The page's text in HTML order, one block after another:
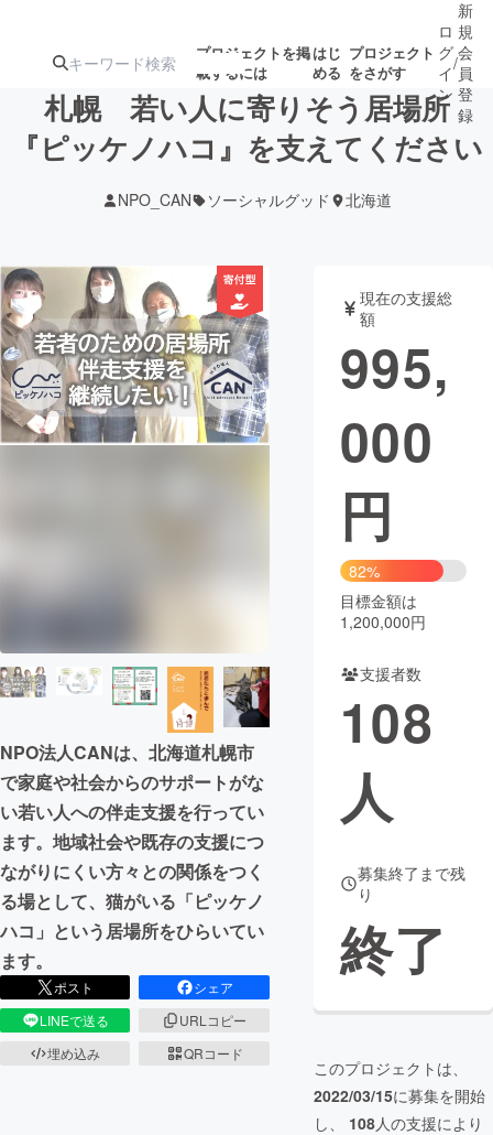
プロジェクトを掲
載するには
はじ
める
プロジェクト
をさがす
ターン
ジェクト
募集終了が近いプ
ロジェクト
アート・写真 音楽
テクノロジー・ガジェット ゲーム・サ
映像・映画
CAMPFIRE Creation
コミュニティ
ロ
グ
イ
ン
/
新
規
会
員
登
録
札幌 若い人に寄りそう居場所
『ピッケノハコ』を支えてください
NPO_CAN ソーシャルグッド 北海道
NPO法人CANは、北海道札幌市
で家庭や社会からのサポートがな
い若い人への伴走支援を行ってい
ます。地域社会や既存の支援につ
ながりにくい方々との関係をつく
る場として、猫がいる「ピッケノ
ハコ」という居場所をひらいてい
ます。
ポスト
シェア
LINEで送る
URLコピー
埋め込み
QRコード
現在の支援総
額
995,
000
円
82%
目標金額は
1,200,000円
支援者数
108
人
募集終了まで残
り
終了
このプロジェクトは、
2022/03/15に募集を開始
し、 108人の支援により